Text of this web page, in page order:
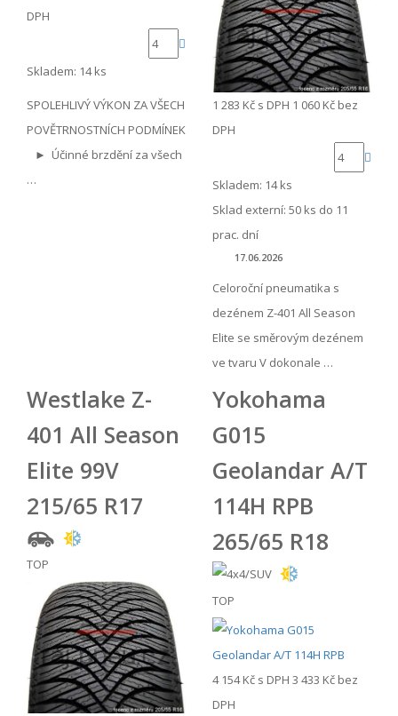
DPH
Skladem: 14 ks
SPOLEHLIVÝ VÝKON ZA VŠECH
POVĚTRNOSTNÍCH PODMÍNEK
► Účinné brzdění za všech
…
1 283 Kč s DPH 1 060 Kč bez
DPH
Skladem: 14 ks
Sklad externí: 50 ks do 11
prac. dní
17.06.2026
Celoroční pneumatika s
dezénem Z-401 All Season
Elite se směrovým dezénem
ve tvaru V dokonale …
Westlake Z-
401 All Season
Elite 99V
215/65 R17
TOP
Yokohama
G015
Geolandar A/T
114H RPB
265/65 R18
TOP
4 154 Kč s DPH 3 433 Kč bez
DPH